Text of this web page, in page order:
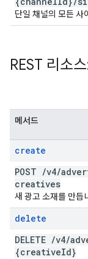
단일 채널의 모든 사
REST 리소
메서드
create
POST /v4/
creatives
새 광고 소재를 만듭
delete
DELETE /v4/
{creativeId}